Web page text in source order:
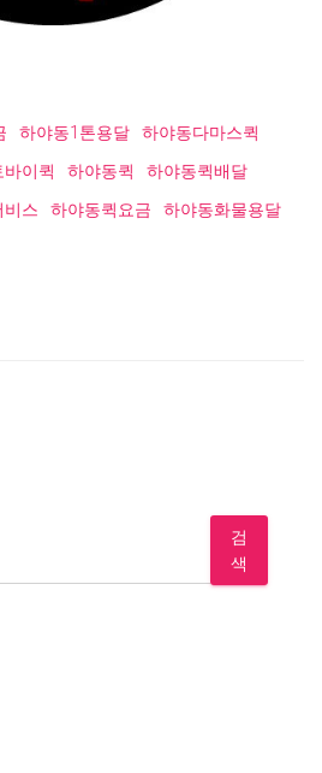
하야동1톤용달
하야동다마스퀵
이퀵 하야동퀵
하야동퀵배달
비스 하야동퀵요금 하야동화물용달
검
색